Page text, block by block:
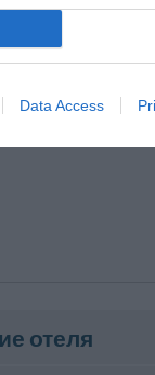
Data Access
отеля